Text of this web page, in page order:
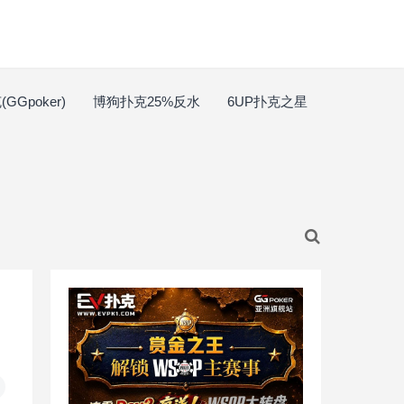
博狗扑克25%反水 6UP扑克之星